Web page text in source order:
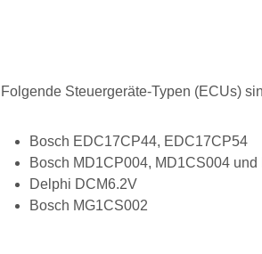
Folgende Steuergeräte-Typen (ECUs)
Bosch EDC17CP44, EDC17CP54
Bosch MD1CP004, MD1CS004
Delphi DCM6.2V
Bosch MG1CS002